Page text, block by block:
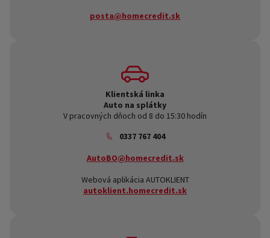
posta@homecredit.sk
Klientská linka
Auto na splátky
V pracovných dňoch od 8 do 15:30 hodín
0337 767 404
AutoBO@homecredit.sk
Webová aplikácia AUTOKLIENT
autoklient.homecredit.sk